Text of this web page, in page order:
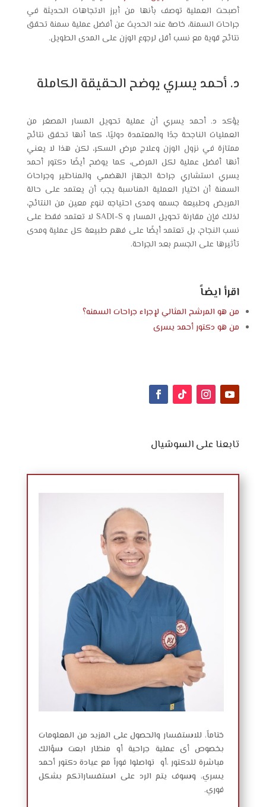
أصبحت العملية توصف بأنها من أبرز الاتجاهات الحديثة في
جراحات السمنة، خاصة عند الحديث عن أفضل عملية سمنة تحقق
نتائج قوية مع نسب أقل لرجوع الوزن على المدى الطويل.
د. أحمد يسري يوضح الحقيقة الكاملة
يؤكد د. أحمد يسري أن عملية تحويل المسار المصغر من
العمليات الناجحة جدًا والمعتمدة دوليًا، كما أنها تحقق نتائج
ممتازة في نزول الوزن وعلاج مرض السكر، لكن هذا لا يعني
أنها أفضل عملية لكل المرضى، كما يوضح أيضًا دكتور أحمد
يسري استشاري جراحة الجهاز الهضمي والمناظير وجراحات
السمنة أن اختيار العملية المناسبة يجب أن يعتمد على حالة
المريض وطبيعة جسمه ومدى احتياجه لنوع معين من النتائج،
لذلك فإن مقارنة تحويل المسار و SADI-S لا تعتمد فقط على
نسب النجاح، بل تعتمد أيضًا على فهم طبيعة كل عملية ومدى
تأثيرها على الجسم بعد الجراحة.
اقرأ ايضاً
من هو المرشح المثالي لإجراء جراحات السمنه؟
من هو دكتور أحمد يسرى
تابعنا على السوشيال
ختاماً، للاستفسار والحصول على المزيد من المعلومات
بخصوص أى عملية جراحية أو منظار ابعت سؤالك
مباشرة للدكتور ،أو تواصلوا فوراً مع عيادة دكتور أحمد
يسري، وسوف يتم الرد على استفساراتكم بشكل
فوري.